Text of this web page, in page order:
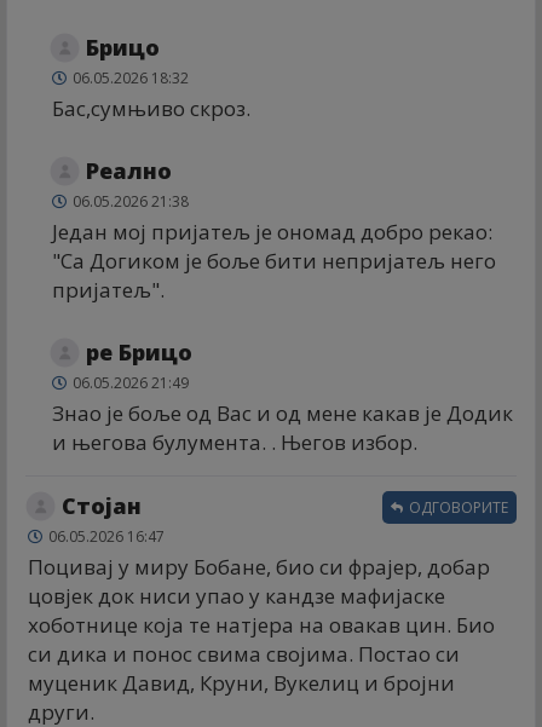
Брицо
06.05.2026 18:32
Бас,сумњиво скроз.
Реално
06.05.2026 21:38
Један мој пријатељ је ономад добро рекао:
"Са Догиком је боље бити непријатељ него
пријатељ".
ре Брицо
06.05.2026 21:49
Знао је боље од Вас и од мене какав је Додик
и његова булумента. . Његов избор.
Стојан
06.05.2026 16:47
Поцивај у миру Бобане, био си фрајер, добар
цовјек док ниси упао у кандзе мафијаске
хоботнице која те натјера на овакав цин. Био
си дика и понос свима својима. Постао си
муценик Давид, Круни, Вукелиц и бројни
други.
ОДГОВОРИТЕ